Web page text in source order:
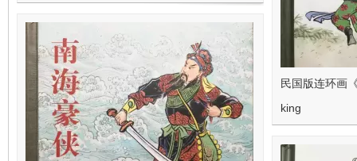
民国版连环画
king